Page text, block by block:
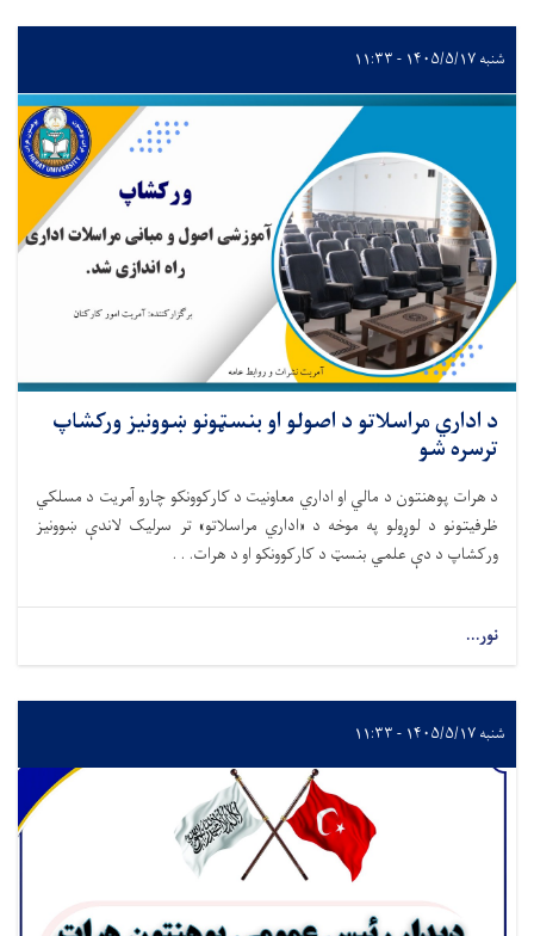
شنبه ۱۴۰۵/۵/۱۷ - ۱۱:۳۳
د اداري مراسلاتو د اصولو او بنسټونو ښوونیز ورکشاپ
ترسره شو
د هرات پوهنتون د مالي او اداري معاونیت د کارکوونکو چارو آمریت د مسلکي
ظرفیتونو د لوړولو په موخه د «اداري مراسلاتو» تر سرلیک لاندې ښوونیز
ورکشاپ د دې علمي بنسټ د کارکوونکو او د هرات. . .
نور...
شنبه ۱۴۰۵/۵/۱۷ - ۱۱:۳۳